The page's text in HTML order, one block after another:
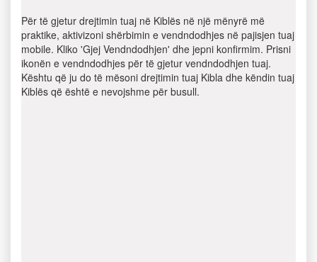
Për të gjetur drejtimin tuaj në Kiblës në një mënyrë më
praktike, aktivizoni shërbimin e vendndodhjes në pajisjen tuaj
mobile. Kliko 'Gjej Vendndodhjen' dhe jepni konfirmim. Prisni
ikonën e vendndodhjes për të gjetur vendndodhjen tuaj.
Kështu që ju do të mësoni drejtimin tuaj Kibla dhe këndin tuaj
Kiblës që është e nevojshme për busull.